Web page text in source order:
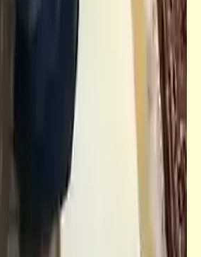
هل تندثر مهنة "القفّاص"؟
عزف بيانو رائع على أنغام